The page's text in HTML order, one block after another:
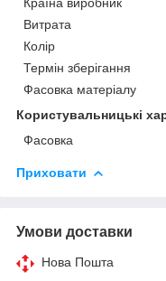
Витрата
Колір
Термін зберігання
Фасовка матеріалу
Користувальницькі
Фасовка
Приховати
Умови доставки
Нова Пошта